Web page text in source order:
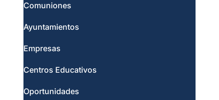
Comuniones
Ayuntamientos
Empresas
Centros Educativos
Oportunidades